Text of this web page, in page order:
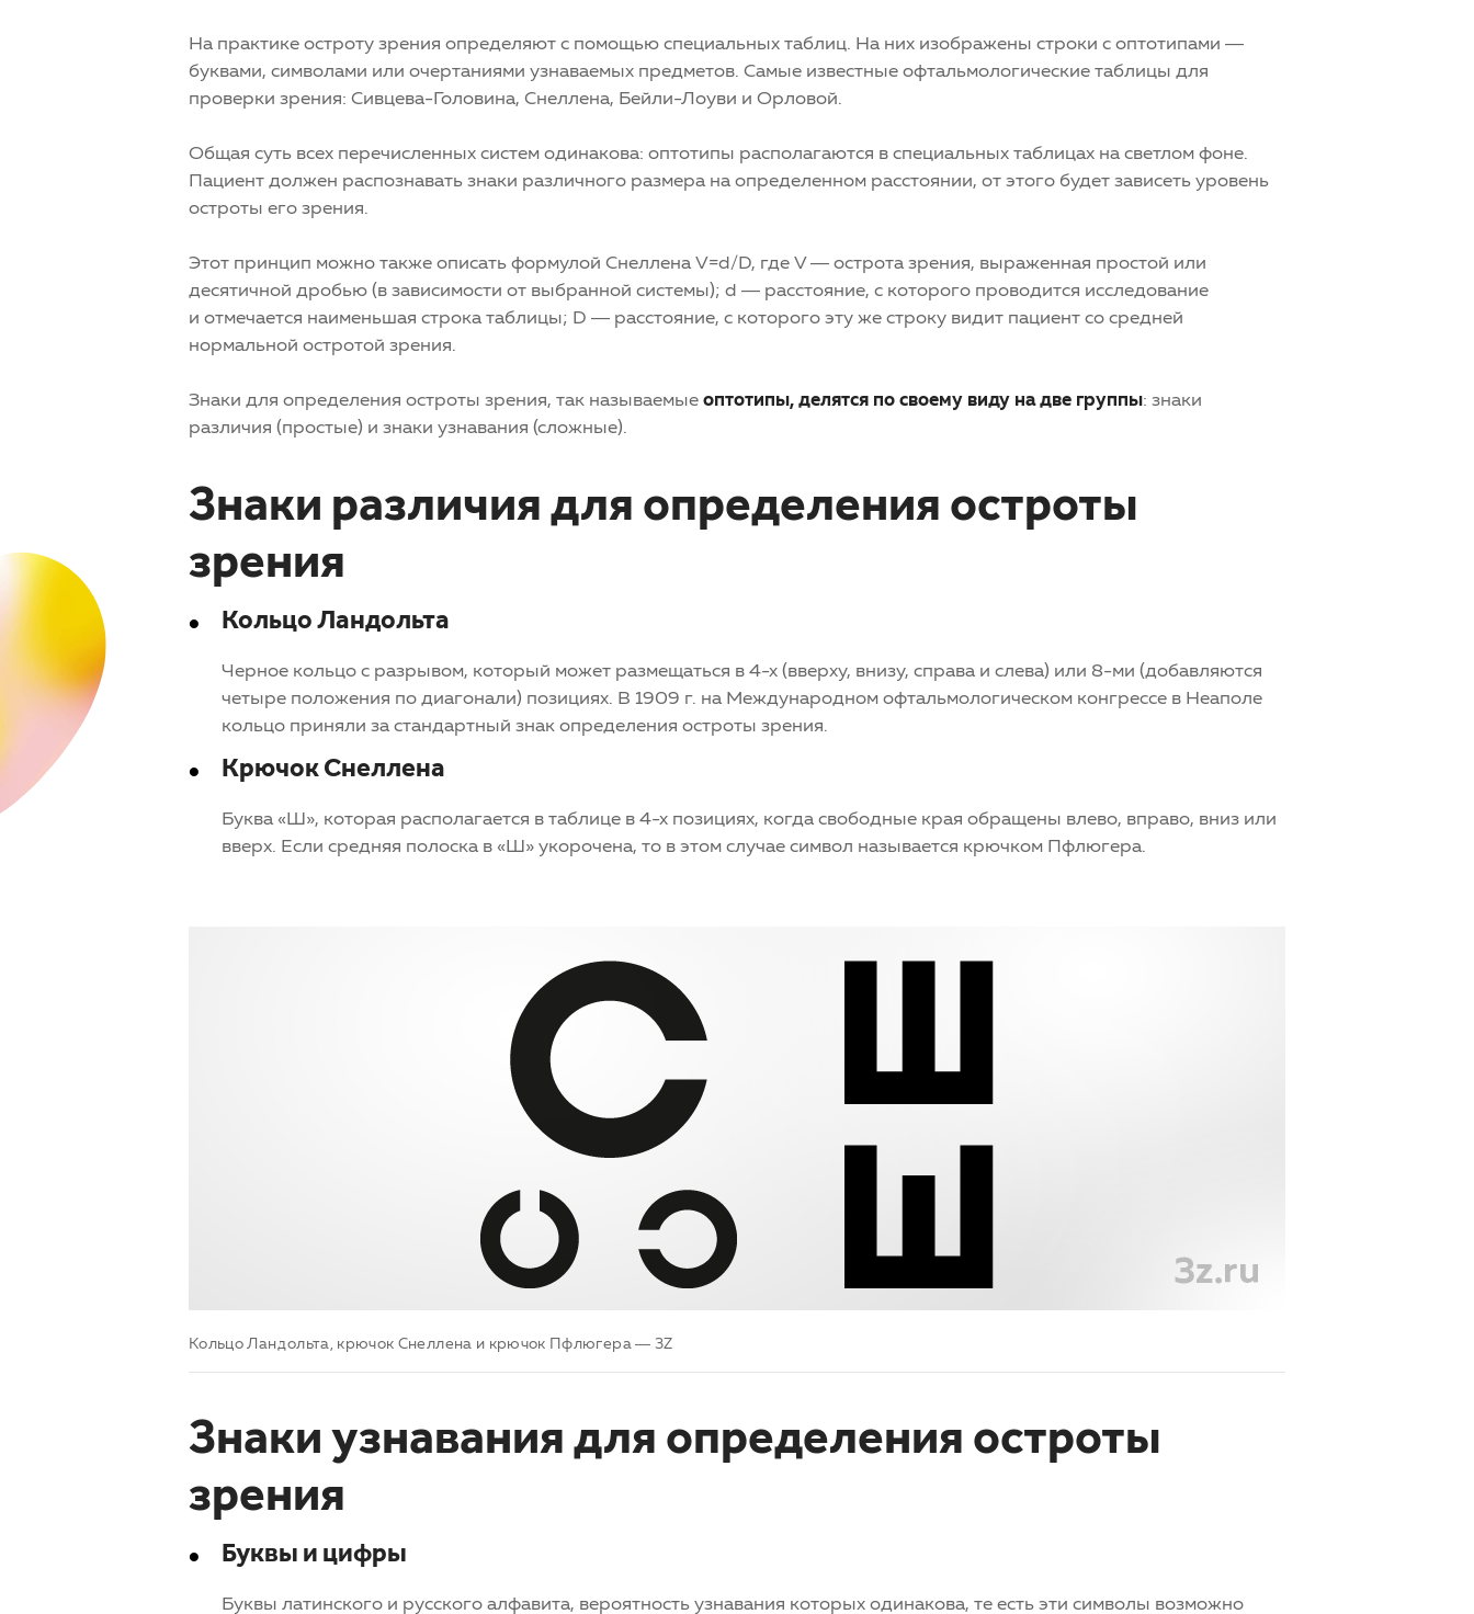
На практике остроту зрения определяют с помощью специальных таблиц. На них изображены строки с оптотипами —
буквами, символами или очертаниями узнаваемых предметов. Самые известные офтальмологические таблицы для
проверки зрения: Сивцева-Головина, Снеллена, Бейли-Лоуви и Орловой.
Общая суть всех перечисленных систем одинакова: оптотипы располагаются в специальных таблицах на светлом фоне.
Пациент должен распознавать знаки различного размера на определенном расстоянии, от этого будет зависеть уровень
остроты его зрения.
Этот принцип можно также описать формулой Снеллена V=d/D, где V — острота зрения, выраженная простой или
десятичной дробью (в зависимости от выбранной системы); d — расстояние, с которого проводится исследование
и отмечается наименьшая строка таблицы; D — расстояние, с которого эту же строку видит пациент со средней
нормальной остротой зрения.
Знаки для определения остроты зрения, так называемыеоптотипы, делятся по своему виду на две группы: знаки
различия (простые) и знаки узнавания (сложные).
Знаки различия для определения остроты
зрения
Кольцо Ландольта
Черное кольцо с разрывом, который может размещаться в 4-х (вверху, внизу, справа и слева) или 8-ми (добавляются
четыре положения по диагонали) позициях. В 1909 г. на Международном офтальмологическом конгрессе в Неаполе
кольцо приняли за стандартный знак определения остроты зрения.
Крючок Снеллена
Буква «Ш», которая располагается в таблице в 4-х позициях, когда свободные края обращены влево, вправо, вниз или
вверх. Если средняя полоска в «Ш» укорочена, то в этом случае символ называется крючком Пфлюгера.
Кольцо Ландольта, крючок Снеллена и крючок Пфлюгера — 3Z
Знаки узнавания для определения остроты
зрения
Буквы и цифры
Буквы латинского и русского алфавита, вероятность узнавания которых одинакова, те есть эти символы возможно